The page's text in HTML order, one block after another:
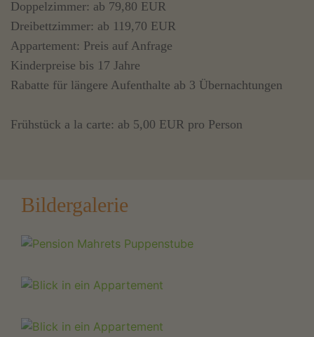
Doppelzimmer: ab 79,80 EUR
Dreibettzimmer: ab 119,70 EUR
Appartement: Preis auf Anfrage
Kinderpreise bis 17 Jahre
Rabatte für längere Aufenthalte ab 3 Übernachtungen
Frühstück a la carte: ab 5,00 EUR pro Person
Bildergalerie